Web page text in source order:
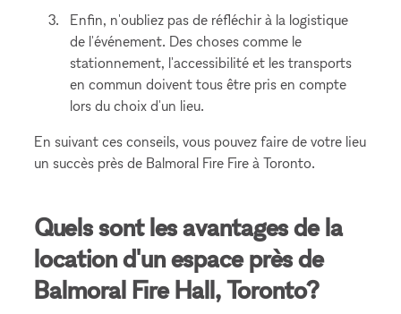
Enfin, n'oubliez pas de réfléchir à la logistique
de l'événement. Des choses comme le
stationnement, l'accessibilité et les transports
en commun doivent tous être pris en compte
lors du choix d'un lieu.
En suivant ces conseils, vous pouvez faire de votre lieu
un succès près de Balmoral Fire Fire à Toronto.
Quels sont les avantages de la
location d'un espace près de
Balmoral Fire Hall, Toronto?